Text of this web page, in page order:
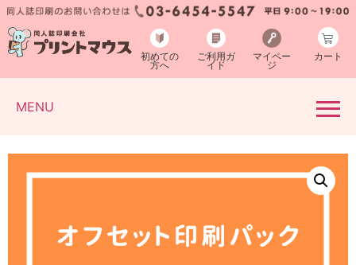
初めての
方へ
ご利用ガ
イド
マイペー
ジ
カート
MENU